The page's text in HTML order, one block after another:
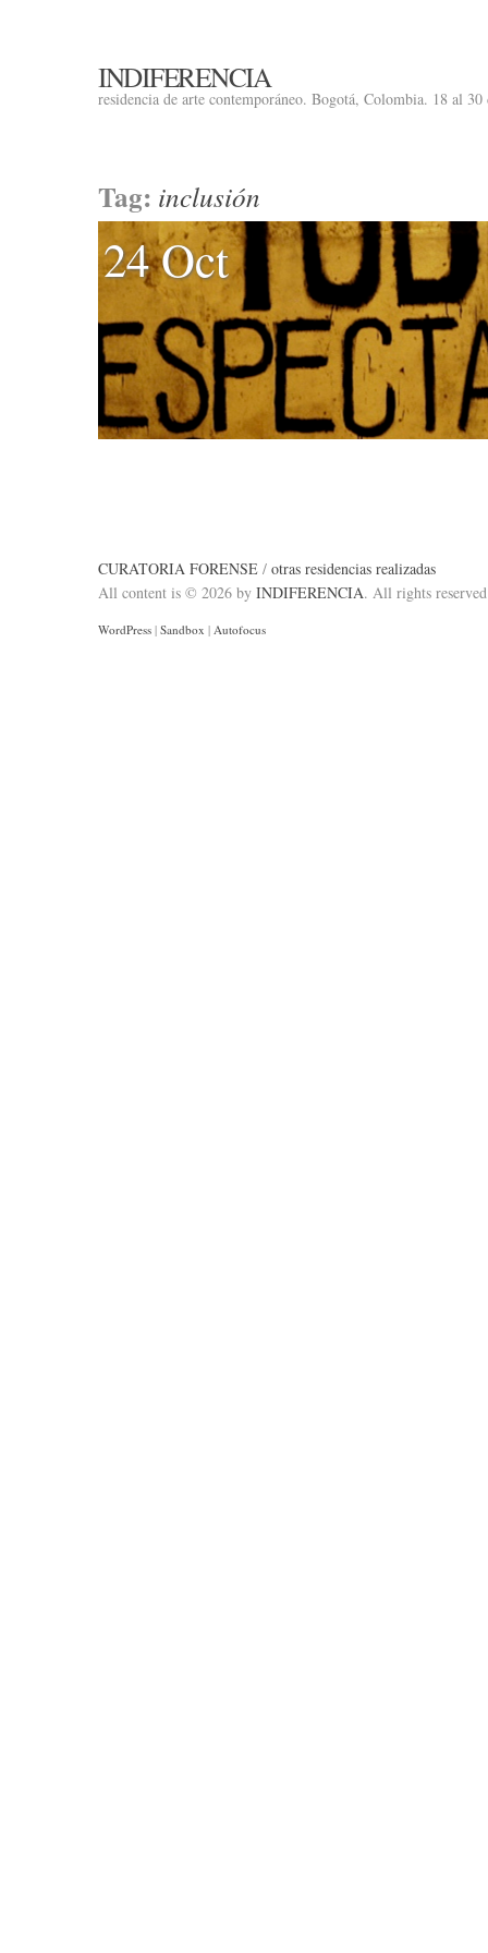
INDIFERENCIA
residencia de arte contemporáneo. Bogotá, Colombia. 18 al 30
Tag: inclusión
24 Oct
CURATORIA FORENSE / otras residencias realizadas
All content is © 2026 by INDIFERENCIA. All rights
WordPress | Sandbox | Autofocus